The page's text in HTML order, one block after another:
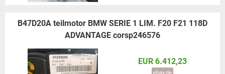
B47D20A teilmotor BMW SERIE 1 LIM. F20 F21 118D
ADVANTAGE corsp246576
EUR 6.412,23